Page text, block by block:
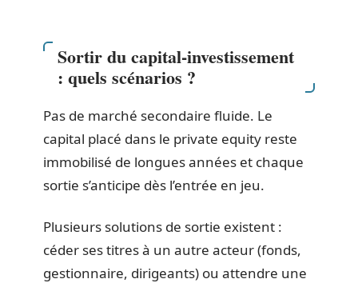
Sortir du capital-investissement
: quels scénarios ?
Pas de marché secondaire fluide. Le
capital placé dans le private equity reste
immobilisé de longues années et chaque
sortie s’anticipe dès l’entrée en jeu.
Plusieurs solutions de sortie existent :
céder ses titres à un autre acteur (fonds,
gestionnaire, dirigeants) ou attendre une